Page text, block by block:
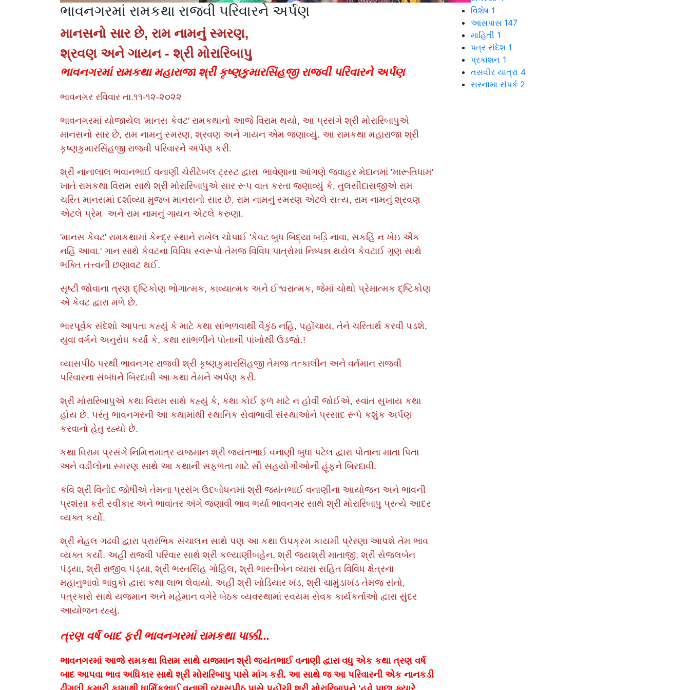
ભાવનગરમાં રામકથા રાજવી પરિવારને અર્પણ
માનસનો સાર છે, રામ નામનું સ્મરણ,
શ્રવણ અને ગાયન - શ્રી મોરારિબાપુ
ભાવનગરમાં રામકથા મહારાજા શ્રી કૃષ્ણકુમારસિંહજી રાજવી પરિવારને અર્પણ
ભાવનગર રવિવાર તા.૧૧-૧૨-૨૦૨૨
ભાવનગરમાં યોજાયેલ 'માનસ કેવટ' રામકથાનો આજે વિરામ થયો, આ પ્રસંગે શ્રી મોરારિબાપુએ
માનસનો સાર છે, રામ નામનું સ્મરણ, શ્રવણ અને ગાયન એમ જણાવ્યું. આ રામકથા મહારાજા શ્રી
કૃષ્ણકુમારસિંહજી રાજવી પરિવારને અર્પણ કરી.
શ્રી નાનાલાલ ભવાનભાઈ વનાણી ચેરીટેબલ ટ્રસ્ટ દ્વારા ભાવેણાના આંગણે જવાહર મેદાનમાં 'મારૂતિધામ'
ખાતે રામકથા વિરામ સાથે શ્રી મોરારિબાપુએ સાર રૂપ વાત કરતા જણાવ્યું કે, તુલસીદાસજીએ રામ
ચરિત માનસમાં દર્શાવ્યા મુજબ માનસનો સાર છે, રામ નામનું સ્મરણ એટલે સત્ય, રામ નામનું શ્રવણ
એટલે પ્રેમ અને રામ નામનું ગાયન એટલે કરુણા.
'માનસ કેવટ' રામકથામાં કેન્દ્ર સ્થાને રાખેલ ચોપાઈ 'કેવટ બુધ બિદ્યા બડ઼િ નાવા, સકહિં ન ખેઇ ઐક
નહિં આવા.' ગાન સાથે કેવટના વિવિધ સ્વરૂપો તેમજ વિવિધ પાત્રોમાં નિષ્પન્ન થયેલ કેવટાઈ ગુણ સાથે
ભક્તિ તત્ત્વની છણાવટ થઈ.
સૃષ્ટી જોવાના ત્રણ દ્ષ્ટિકોણ ભોગાત્મક, કાવ્યાત્મક અને ઈશ્વરાત્મક, જેમાં ચોથો પ્રેમાત્મક દ્ષ્ટિકોણ
એ કેવટ દ્વારા મળે છે.
ભારપૂર્વક સંદેશો આપતા કહ્યું કે માટે કથા સાંભળવાથી વૈકુંઠ નહિ, પહોંચાય, તેને ચરિતાર્થ કરવી પડશે,
યુવા વર્ગને અનુરોધ કર્યો કે, કથા સાંભળીને પોતાની પાંખોથી ઉડજો.!
વ્યાસપીઠ પરથી ભાવનગર રાજવી શ્રી કૃષ્ણકુમારસિંહજી તેમજ તત્કાલીન અને વર્તમાન રાજવી
પરિવારના સંબંધને બિરદાવી આ કથા તેમને અર્પણ કરી.
શ્રી મોરારિબાપુએ કથા વિરામ સાથે કહ્યું કે, કથા કોઈ ફળ માટે ન હોવી જોઈએ, સ્વાંત સુખાય કથા
હોય છે, પરંતુ ભાવનગરની આ કથામાંથી સ્થાનિક સેવાભાવી સંસ્થાઓને પ્રસાદ રૂપે કશુંક અર્પણ
કરવાનો હેતુ રહ્યો છે.
કથા વિરામ પ્રસંગે નિમિત્તમાત્ર યજમાન શ્રી જયંતભાઈ વનાણી બુધા પટેલ દ્વારા પોતાના માતા પિતા
અને વડીલોના સ્મરણ સાથે આ કથાની સફળતા માટે સૌ સહયોગીઓની હૂંફને બિરદાવી.
કવિ શ્રી વિનોદ જોષીએ તેમના પ્રસંગ ઉદબોધનમાં શ્રી જયંતભાઈ વનાણીના આયોજન અને ભાવની
પ્રશંસા કરી સ્વીકાર અને ભાવાંતર અંગે જણાવી ભાવ ભર્યા ભાવનગર સાથે શ્રી મોરારિબાપુ પ્રત્યે આદર
વ્યક્ત કર્યો.
શ્રી નેહલ ગઢવી દ્વારા પ્રારંભિક સંચાલન સાથે પણ આ કથા ઉપક્રમ કાયમી પ્રેરણા આપશે તેમ ભાવ
વ્યક્ત કર્યો. અહી રાજવી પરિવાર સાથે શ્રી કલ્યાણીબહેન, શ્રી જયશ્રી માતાજી, શ્રી સેજલબેન
પંડ્યા, શ્રી રાજીવ પંડ્યા, શ્રી ભરતસિંહ ગોહિલ, શ્રી ભારતીબેન વ્યાસ સહિત વિવિધ ક્ષેત્રના
મહાનુભાવો ભાવુકો દ્વારા કથા લાભ લેવાયો. અહીં શ્રી ખોડિયાર ખંડ, શ્રી ચામુંડાખંડ તેમજ સંતો,
પત્રકારો સાથે યજમાન અને મહેમાન વગેરે બેઠક વ્યવસ્થામાં સ્વયમ સેવક કાર્યકર્તાઓ દ્વારા સુંદર
આયોજન રહ્યું.
ત્રણ વર્ષ બાદ ફરી ભાવનગરમાં રામકથા પાક્કી...
ભાવનગરમાં આજે રામકથા વિરામ સાથે યજમાન શ્રી જયંતભાઈ વનાણી દ્વારા વધુ એક કથા ત્રણ વર્ષ
બાદ આપવા ભાવ અધિકાર સાથે શ્રી મોરારિબાપુ પાસે માંગ કરી. આ સાથે જ આ પરિવારની એક નાનકડી
વિશેષ 1
આસપાસ 147
માહિતી 1
પત્ર સંદેશ 1
પ્રકાશન 1
તસવીર યાત્રા 4
સરનામા સંપર્ક 2